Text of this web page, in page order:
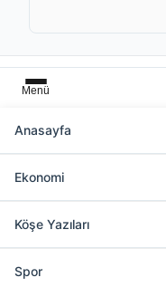
Menü
Anasayfa
Ekonomi
Köşe Yazıları
Spor
Reklam Yönetimi